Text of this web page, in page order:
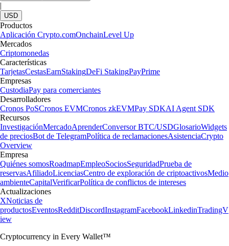
|
USD
Productos
Aplicación Crypto.comOnchainLevel Up
Mercados
Criptomonedas
Características
TarjetasCestasEarnStakingDeFi StakingPayPrime
Empresas
CustodiaPay para comerciantes
Desarrolladores
Cronos PoSCronos EVMCronos zkEVMPay SDKAI Agent SDK
Recursos
InvestigaciónMercadoAprenderConversor BTC/USDGlosarioWidgets
de preciosBot de TelegramPolítica de reclamacionesAsistenciaCrypto
Overview
Empresa
Quiénes somosRoadmapEmpleoSociosSeguridadPrueba de
reservasAfiliadoLicenciasCentro de exploración de criptoactivosMedio
ambienteCapitalVerificarPolítica de conflictos de intereses
Actualizaciones
XNoticias de
productosEventosRedditDiscordInstagramFacebookLinkedinTradingV
iew
Cryptocurrency in Every Wallet™